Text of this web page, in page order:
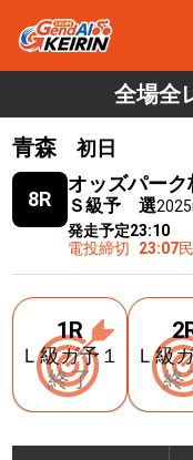
全場全
青森
初日
8R
オッズパーク
Ｓ級予 選
発走予定23:10
電投締切
23:07
1R
Ｌ級ガ予１
終了
Ｌ級
終